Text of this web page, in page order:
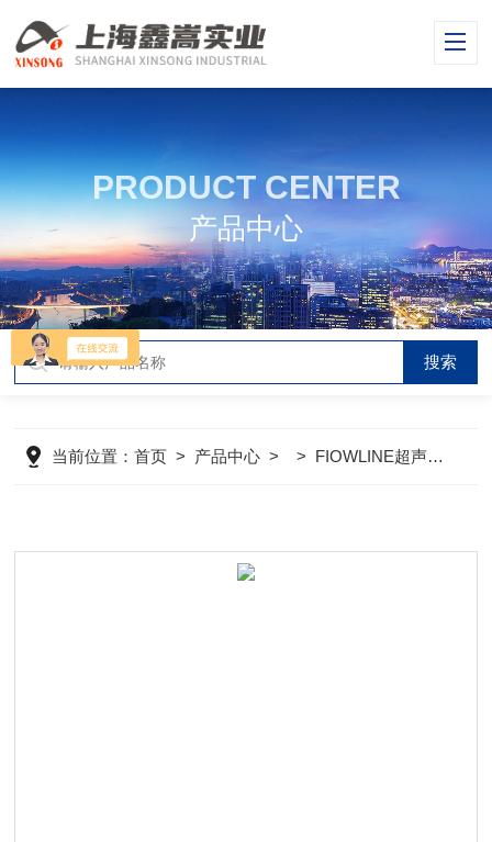
PRODUCT CENTER
产品中心
当前位置：首页 > 产品中心 > > FIOWLINE超声波液位计